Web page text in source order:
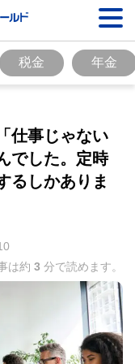
税金 年金
仕事じゃない
でした。定時
るしかありま
は約 3 分で読めます。